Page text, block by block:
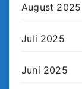
August 2025
Juli 2025
Juni 2025